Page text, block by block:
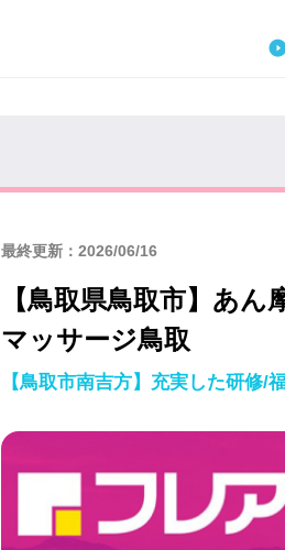
最終更新：2026/06/16
【鳥取県鳥取市】あ
マッサージ鳥取
【鳥取市南吉方】充実した研修